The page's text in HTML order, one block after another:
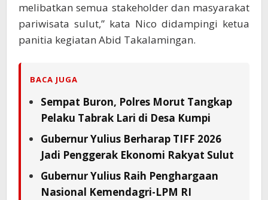
melibatkan semua stakeholder dan masyarakat
pariwisata sulut,” kata Nico didampingi ketua
panitia kegiatan Abid Takalamingan.
BACA JUGA
Sempat Buron, Polres Morut Tangkap
Pelaku Tabrak Lari di Desa Kumpi
Gubernur Yulius Berharap TIFF 2026
Jadi Penggerak Ekonomi Rakyat Sulut
Gubernur Yulius Raih Penghargaan
Nasional Kemendagri-LPM RI